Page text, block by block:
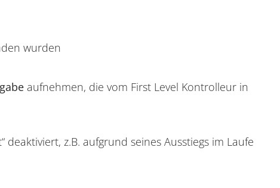
wurden
aufnehmen, die vom First Level Kontrolleur in
z.B. aufgrund seines Ausstiegs im Laufe